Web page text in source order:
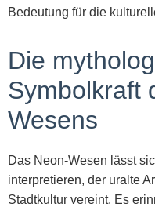
Bedeutung für die
Die
Symbolkraft
Wesens
Das Neon-Wesen lässt
interpretieren, der uralte
Stadtkultur vereint. Es